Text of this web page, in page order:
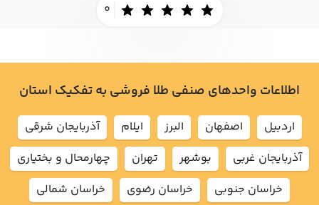
0
اطلاعات واحدهای صنفی طلا فروشی به تفکیک استان
اردبيل اصفهان البرز ايلام
آذربايجان شرقي
آذربايجان غربي
بوشهر تهران
چهارمحال و بختياري
خراسان جنوبي
خراسان رضوي
خراسان شمالي